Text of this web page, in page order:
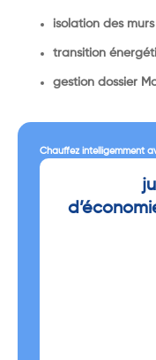
isolation des
transition
gestion dossier
Chauffez intelligemment